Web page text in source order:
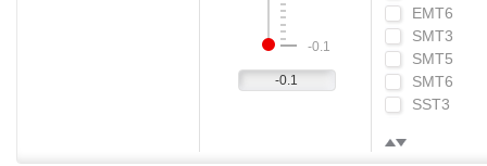
-0.1
EMT6
SMT3
SMT5
SMT6
SST3